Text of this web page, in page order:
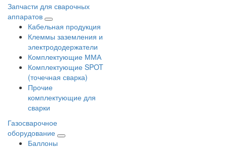
Запчасти для сварочных
аппаратов
Кабельная продукция
Клеммы заземления и
электрододержатели
Комплектующие ММА
Комплектующие SPOT
(точечная сварка)
Прочие
комплектующие для
сварки
Газосварочное
оборудование
Баллоны